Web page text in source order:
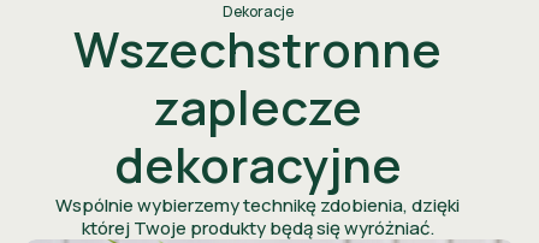
Dekoracje
Wszechstronne
zaplecze
dekoracyjne
Wspólnie wybierzemy technikę zdobienia, dzięki
której Twoje produkty będą się wyróżniać.